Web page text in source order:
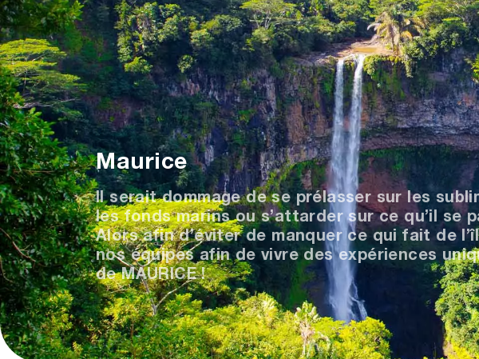
Maurice
Il serait dommage de se prélasser sur les
les fonds marins ou s’attarder sur ce qu’il se
Alors afin d’éviter de manquer ce qui fait de
nos équipes afin de vivre des expériences
de MAURICE !